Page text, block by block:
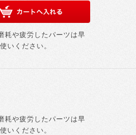
耗や疲労したパーツは早
いください。
耗や疲労したパーツは早
いください。